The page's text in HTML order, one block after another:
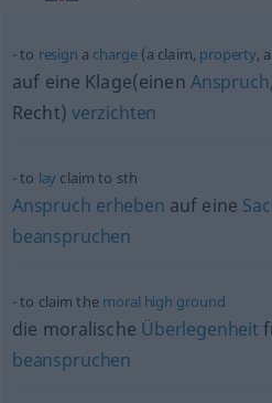
to resign a charge(a claim, property,
auf eine Klage(einen Anspruch,
Recht) verzichten
to lay claim to sth
Anspruch erheben auf eine
beanspruchen
to claim the moral high ground
die moralische Überlegenheit
beanspruchen